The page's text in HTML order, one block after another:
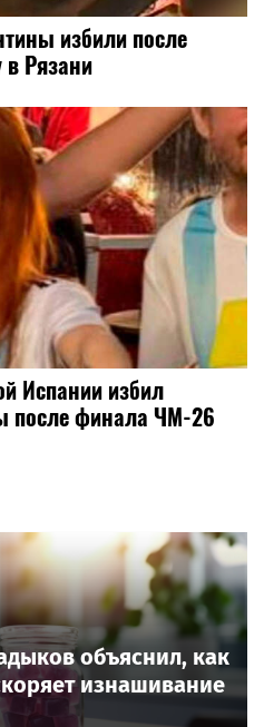
избили после
Рязани
Испании избил
после финала ЧМ-26
объяснил, как
изнашивание